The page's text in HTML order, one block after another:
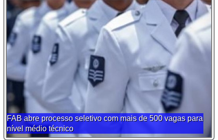
FAB atua por 14 dias na Operação Ágata, deflagrada na